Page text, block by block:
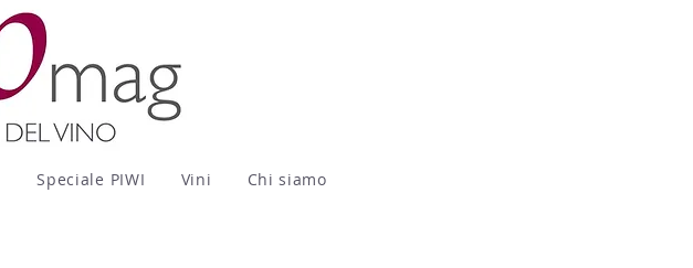
Speciale PIWI Vini Chi siamo